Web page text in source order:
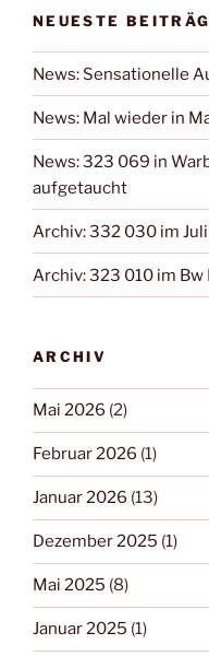
NEUESTE
News: Sensationelle
News: Mal wieder in
News: 323 069 in
aufgetaucht
Archiv: 332 030 im
Archiv: 323 010 im Bw
ARCHIV
Mai 2026 (2)
Februar 2026 (1)
Januar 2026 (13)
Dezember 2025 (1)
Mai 2025 (8)
Januar 2025 (1)